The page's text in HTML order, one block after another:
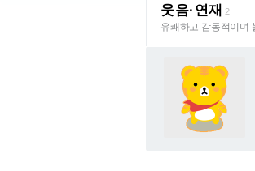
웃음·연재 2
유쾌하고 감동적이며